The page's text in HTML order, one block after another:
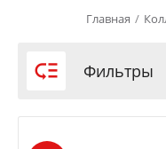
Главная /
 Фильтры